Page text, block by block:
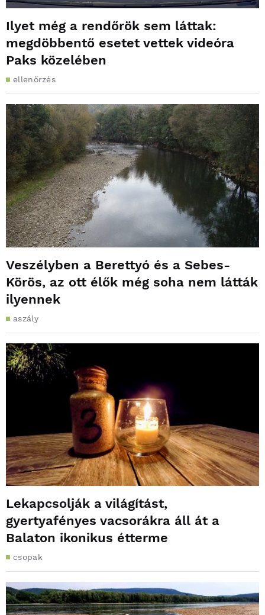
Ilyet még a rendőrök sem láttak:
megdöbbentő esetet vettek videóra
Paks közelében
ellenőrzés
Veszélyben a Berettyó és a Sebes-
Körös, az ott élők még soha nem látták
ilyennek
aszály
Lekapcsolják a világítást,
gyertyafényes vacsorákra áll át a
Balaton ikonikus étterme
csopak